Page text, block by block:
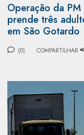
Operação da
prende três
em São Gotardo
(0) COMPARTILHAR